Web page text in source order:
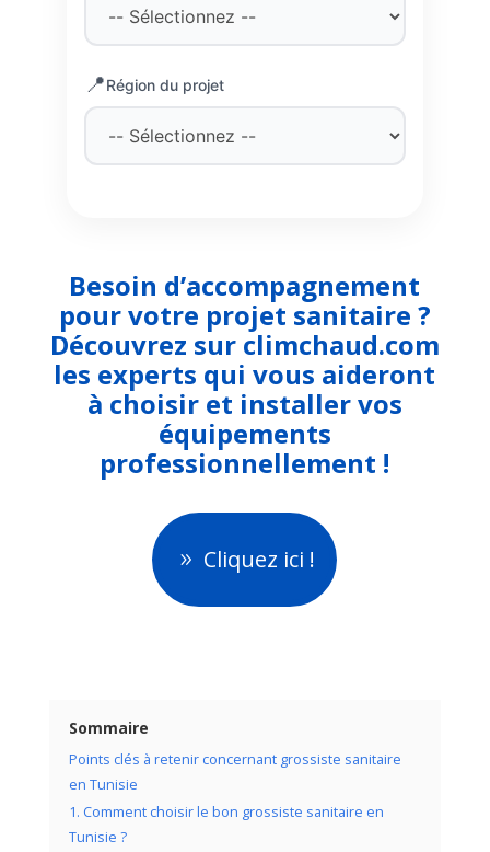
📍Région du projet
Besoin d’accompagnement
pour votre projet sanitaire ?
Découvrez sur climchaud.com
les experts qui vous aideront
à choisir et installer vos
équipements
professionnellement !
Cliquez ici !
Sommaire
Points clés à retenir concernant grossiste sanitaire
en Tunisie
1. Comment choisir le bon grossiste sanitaire en
Tunisie ?